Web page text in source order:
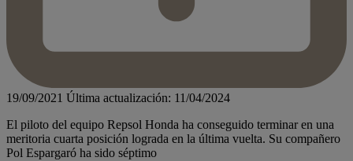
19/09/2021 Última actualización: 11/04/2024
El piloto del equipo Repsol Honda ha conseguido terminar en una
meritoria cuarta posición lograda en la última vuelta. Su compañero
Pol Espargaró ha sido séptimo